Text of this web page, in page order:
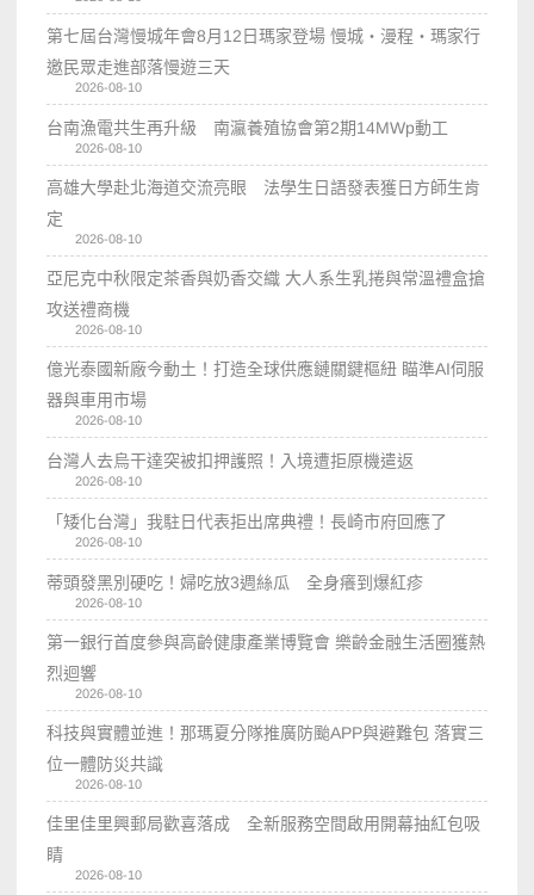
第七屆台灣慢城年會8月12日瑪家登場 慢城・漫程・瑪家行
邀民眾走進部落慢遊三天
2026-08-10
台南漁電共生再升級 南瀛養殖協會第2期14MWp動工
2026-08-10
高雄大學赴北海道交流亮眼 法學生日語發表獲日方師生肯
定
2026-08-10
亞尼克中秋限定茶香與奶香交織 大人系生乳捲與常溫禮盒搶
攻送禮商機
2026-08-10
億光泰國新廠今動土！打造全球供應鏈關鍵樞紐 瞄準AI伺服
器與車用市場
2026-08-10
台灣人去烏干達突被扣押護照！入境遭拒原機遣返
2026-08-10
「矮化台灣」我駐日代表拒出席典禮！長崎市府回應了
2026-08-10
蒂頭發黑別硬吃！婦吃放3週絲瓜 全身癢到爆紅疹
2026-08-10
第一銀行首度參與高齡健康產業博覽會 樂齡金融生活圈獲熱
烈迴響
2026-08-10
科技與實體並進！那瑪夏分隊推廣防颱APP與避難包 落實三
位一體防災共識
2026-08-10
佳里佳里興郵局歡喜落成 全新服務空間啟用開幕抽紅包吸
睛
2026-08-10